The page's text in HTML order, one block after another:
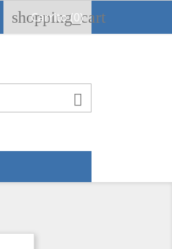
shopping_cart
Carrito(0)
